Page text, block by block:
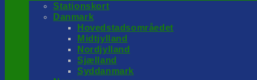
Stationskort
Danmark
Hovedstadsområedet
Midtjylland
Nordjylland
Sjælland
Syddanmark